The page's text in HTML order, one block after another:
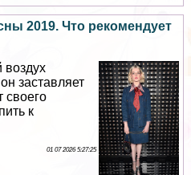
2019. Что рекомендует
воздух
заставляет
своего
к
01 07 2026 5:27:25